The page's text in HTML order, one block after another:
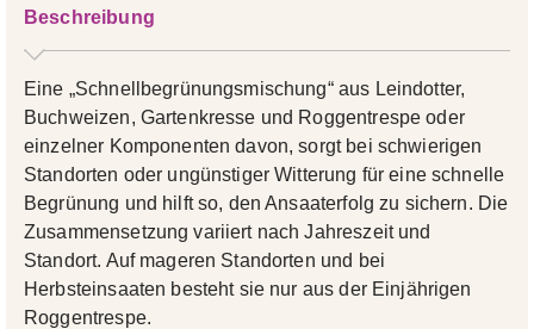
Beschreibung
Eine „Schnellbegrünungsmischung“ aus Leindotter,
Buchweizen, Gartenkresse und Roggentrespe oder
einzelner Komponenten davon, sorgt bei schwierigen
Standorten oder ungünstiger Witterung für eine schnelle
Begrünung und hilft so, den Ansaaterfolg zu sichern. Die
Zusammensetzung variiert nach Jahreszeit und
Standort. Auf mageren Standorten und bei
Herbsteinsaaten besteht sie nur aus der Einjährigen
Roggentrespe.